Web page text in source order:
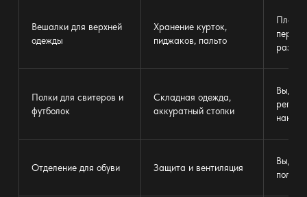
Вешалки для верхней
одежды
Хранение курток,
пиджаков, пальто
Полки для свитеров и
футболок
Складная одежда,
аккуратный стопки
Отделение для обуви Защита и вентиляция
полки